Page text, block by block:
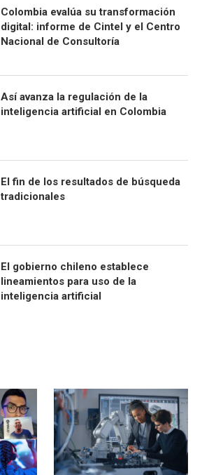
Colombia evalúa su transformación
digital: informe de Cintel y el Centro
Nacional de Consultoría
Así avanza la regulación de la
inteligencia artificial en Colombia
El fin de los resultados de búsqueda
tradicionales
El gobierno chileno establece
lineamientos para uso de la
inteligencia artificial